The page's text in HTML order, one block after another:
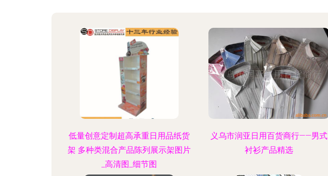
低量创意定制超高承重日用品纸货
架 多种类混合产品陈列展示架图片
_高清图_细节图
义乌市润亚日用百货商行——男式
衬衫产品精选